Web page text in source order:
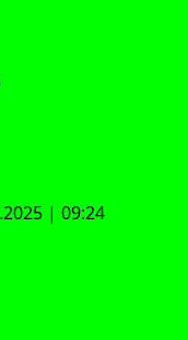
| 09:24